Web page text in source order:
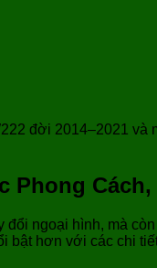
đời 2014–2021
Phong
ngoại hình, mà
bật hơn với các chi